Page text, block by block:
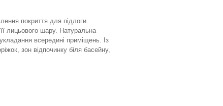
покриття для підлоги.
лицьового шару. Натуральна
всередині приміщень. Із
зон відпочинку біля басейну,